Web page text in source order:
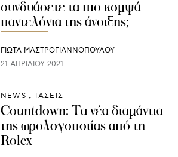
συνδυάσετε τα πιο κομψά
παντελόνια της άνοιξης;
ΓΙΩΤΑ ΜΑΣΤΡΟΓΙΑΝΝΟΠΟΥΛΟΥ
21 ΑΠΡΙΛΊΟΥ 2021
NEWS ΤΑΣΕΙΣ
Countdown: Τα νέα διαμάντια
της ωρολογοποιίας από τη
Rolex